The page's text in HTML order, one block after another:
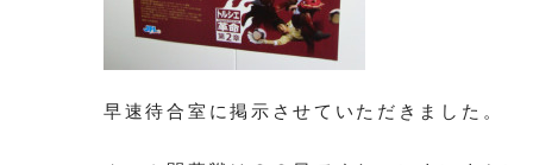
早速待合室に掲示させていただきました。